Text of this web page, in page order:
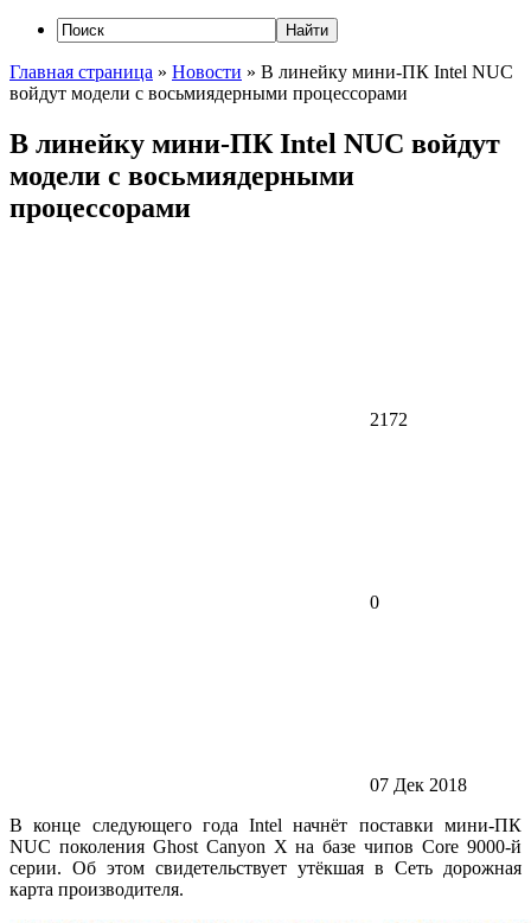
Главная страница » Новости » В линейку мини-ПК Intel NUC
войдут модели с восьмиядерными процессорами
В линейку мини-ПК Intel NUC войдут
модели с восьмиядерными
процессорами
2172
0
07 Дек 2018
В конце следующего года Intel начнёт поставки мини-ПК
NUC поколения Ghost Canyon X на базе чипов Core 9000-й
серии. Об этом свидетельствует утёкшая в Сеть дорожная
карта производителя.